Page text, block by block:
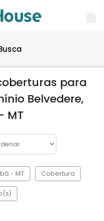
para
Belvedere,
MT
- MT Cobertura